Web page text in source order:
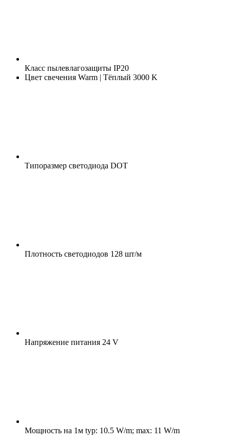
Класс пылевлагозащиты IP20
Цвет свечения Warm | Тёплый 3000 K
Типоразмер светодиода DOT
Плотность светодиодов 128 шт/м
Напряжение питания 24 V
Мощность на 1м typ: 10.5 W/m; max: 11 W/m